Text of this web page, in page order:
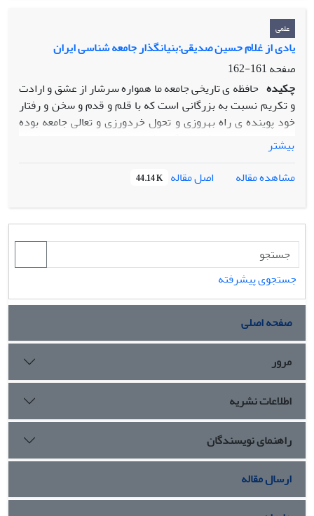
دوستانم ،دویه و ویورکا، در مورد لهستان و غیره انجام دادیم.
علمی
یادی از غلام حسین صدیقی:بنیانگذار جامعه شناسی ایران
صفحه161-162
چکیده حافظه ی تاریخی جامعه ما همواره سرشار از عشق و ارادت
و تکریم نسبت به بزرگانی است که با قلم و قدم و سخن و رفتار
خود پوینده ی راه بهروزی و تحول خردورزی و تعالی جامعه بوده
اند.در میان چنین فرهیختگانی که همواره مورد تایید و تکریم
جامعه ی فرهنگی کشور بوده و هستند،نام دکتر غلامحسین
صدیقی بنیانگذار جامعه شناسی ایران به لحاظ خدمات برجسته ی
فرهنگی و تلاش مستمر و پیوسته در مسیر عدالتخواهی و آزادی از
درخشش خاصی برخوردار است.
بیشتر
مشاهده مقاله
اصل مقاله 44.14 K
جستجوی پیشرفته
صفحه اصلی
مرور
اطلاعات نشریه
راهنمای نویسندگان
ارسال مقاله